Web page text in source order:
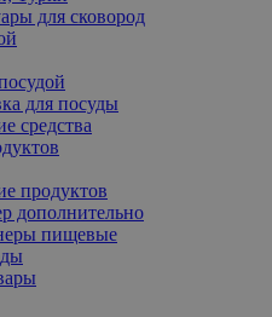
для сковород
для посуды
средства
продуктов
дополнительно
пищевые